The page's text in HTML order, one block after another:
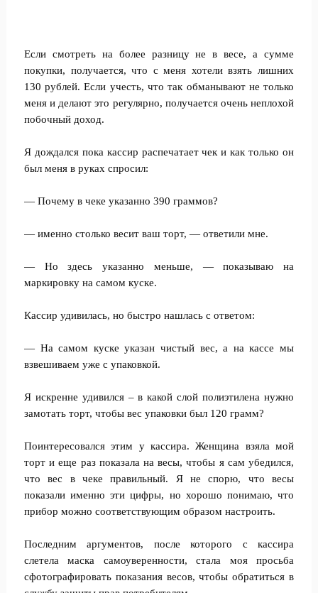
Если смотреть на более разницу не в весе, а сумме
покупки, получается, что с меня хотели взять лишних
130 рублей. Если учесть, что так обманывают не только
меня и делают это регулярно, получается очень неплохой
побочный доход.
Я дождался пока кассир распечатает чек и как только он
был меня в руках спросил:
— Почему в чеке указанно 390 граммов?
— именно столько весит ваш торт, — ответили мне.
— Но здесь указанно меньше, — показываю на
маркировку на самом куске.
Кассир удивилась, но быстро нашлась с ответом:
— На самом куске указан чистый вес, а на кассе мы
взвешиваем уже с упаковкой.
Я искренне удивился – в какой слой полиэтилена нужно
замотать торт, чтобы вес упаковки был 120 грамм?
Поинтересовался этим у кассира. Женщина взяла мой
торт и еще раз показала на весы, чтобы я сам убедился,
что вес в чеке правильный. Я не спорю, что весы
показали именно эти цифры, но хорошо понимаю, что
прибор можно соответствующим образом настроить.
Последним аргументов, после которого с кассира
слетела маска самоуверенности, стала моя просьба
сфотографировать показания весов, чтобы обратиться в